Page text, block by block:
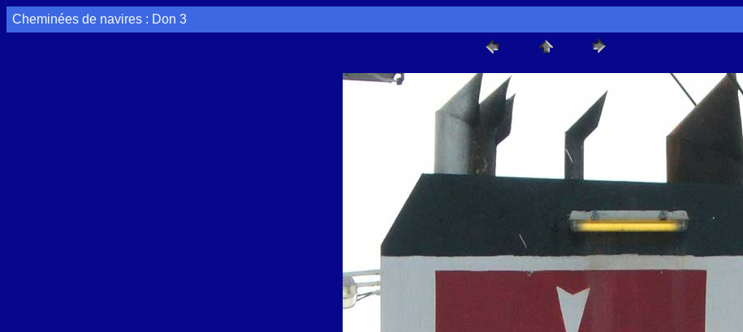
Cheminées de navires : Don 3